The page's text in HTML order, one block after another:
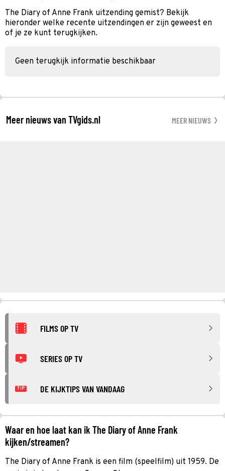
The Diary of Anne Frank uitzending gemist? Bekijk
hieronder welke recente uitzendingen er zijn geweest en
of je ze kunt terugkijken.
Geen terugkijk informatie beschikbaar
Meer nieuws van TVgids.nl MEER NIEUWS
FILMS OP TV
SERIES OP TV
TIP DE KIJKTIPS VAN VANDAAG
Waar en hoe laat kan ik The Diary of Anne Frank
kijken/streamen?
The Diary of Anne Frank is een film (speelfilm) uit 1959. De